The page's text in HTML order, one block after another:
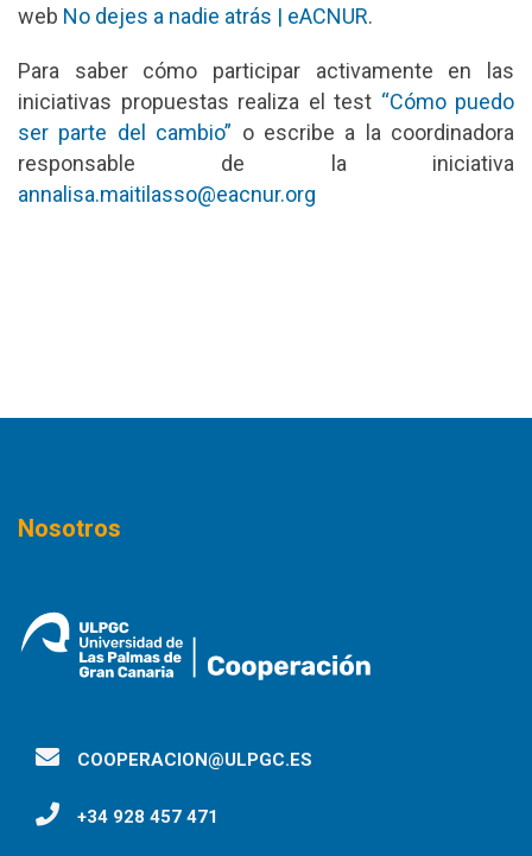
web No dejes a nadie atrás | eACNUR.
Para saber cómo participar activamente en las
iniciativas propuestas realiza el test “Cómo puedo
ser parte del cambio” o escribe a la coordinadora
responsable de la iniciativa
annalisa.maitilasso@eacnur.org
Nosotros
COOPERACION@ULPGC.ES
+34 928 457 471